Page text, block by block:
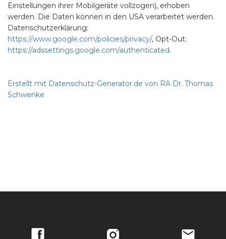
Einstellungen ihrer Mobilgeräte vollzogen), erhoben
werden. Die Daten können in den USA verarbeitet werden.
Datenschutzerklärung:
https://www.google.com/policies/privacy/, Opt-Out:
https://adssettings.google.com/authenticated.
Erstellt mit Datenschutz-Generator.de von RA Dr. Thomas
Schwenke